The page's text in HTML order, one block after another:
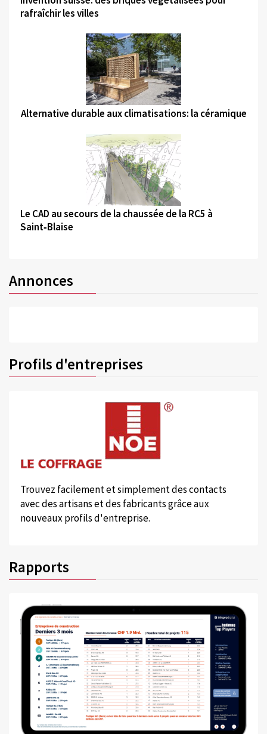
rafraîchir les villes
©
Alternative durable aux climatisations: la céramique
©
Le CAD au secours de la chaussée de la RC5 à
Saint‑Blaise
Annonces
Profils d'entreprises
Trouvez facilement et simplement des contacts
avec des artisans et des fabricants grâce aux
nouveaux profils d'entreprise.
Rapports